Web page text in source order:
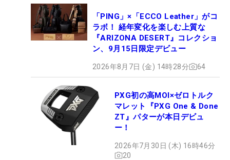
「PING」×「ECCO Leather」がコ
ラボ！ 経年変化を楽しむ上質な
『ARIZONA DESERT』コレクショ
ン、9月15日限定デビュー
2026年8月7日 (金) 14時28分 64
PXG初の高MOI×ゼロトルク
マレット『PXG One & Done
ZT』パターが本日デビュ
ー！
2026年7月30日 (木) 16時46分
20